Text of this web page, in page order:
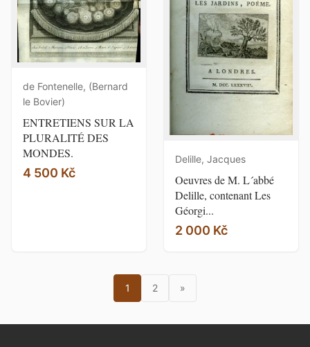
de Fontenelle, (Bernard
le Bovier)
ENTRETIENS SUR LA
PLURALITÉ DES
MONDES.
4 500 Kč
Delille, Jacques
Oeuvres de M. L´abbé
Delille, contenant Les
Géorgi...
2 000 Kč
1 2 »